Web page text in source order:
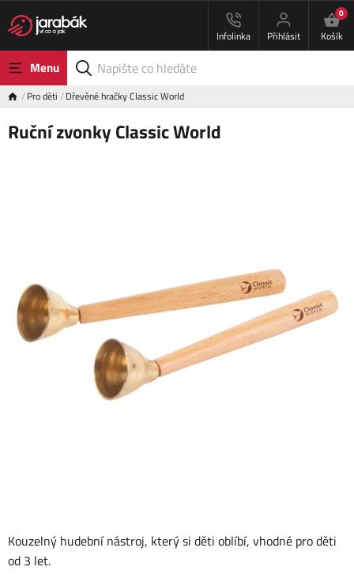
Infolinka Přihlásit
0
Košík
Menu
Pro děti Dřevěné hračky Classic World
Ruční zvonky Classic World
Kouzelný hudební nástroj, který si děti oblíbí, vhodné pro děti
od 3 let.